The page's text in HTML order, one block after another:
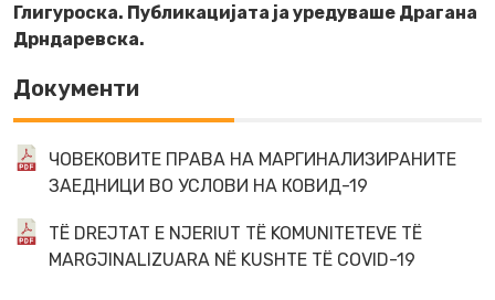
Глигуроска. Публикацијата ја уредуваше Драгана
Дрндаревска.
Документи
ЧОВЕКОВИТЕ ПРАВА НА МАРГИНАЛИЗИРАНИТЕ
ЗАЕДНИЦИ ВО УСЛОВИ НА КОВИД-19
TË DREJTAT E NJERIUT TË KOMUNITETEVE TË
MARGJINALIZUARA NË KUSHTE TË COVID-19